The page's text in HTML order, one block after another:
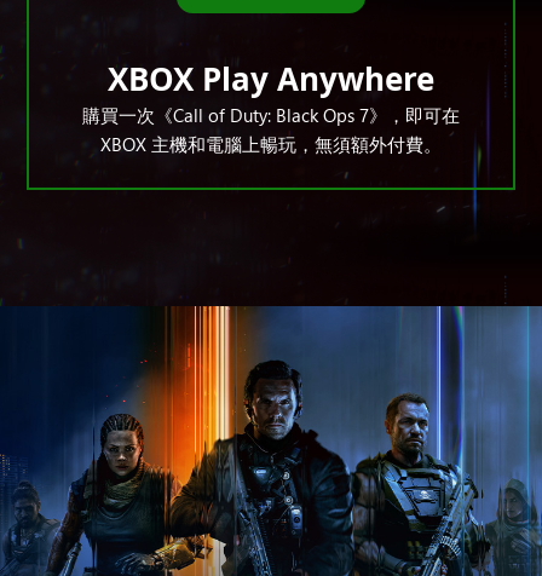
XBOX Play Anywhere
購買一次《Call of Duty: Black Ops 7》，即可在
XBOX 主機和電腦上暢玩，無須額外付費。